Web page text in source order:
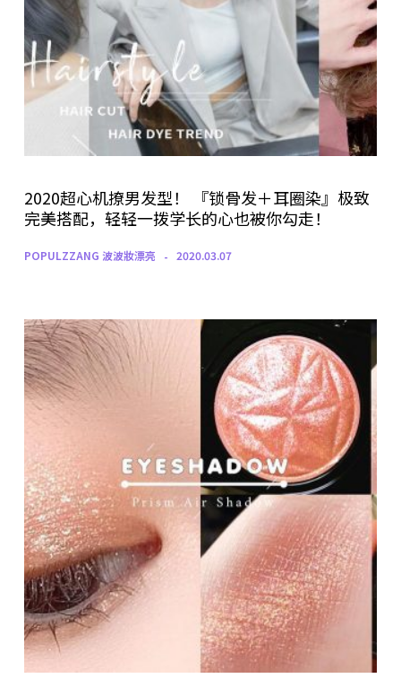
2020超心机撩男发型！ 『锁骨发＋耳圈染』极致
完美搭配，轻轻一拨学长的心也被你勾走！
POPULZZANG 波波妝漂亮 2020.03.07